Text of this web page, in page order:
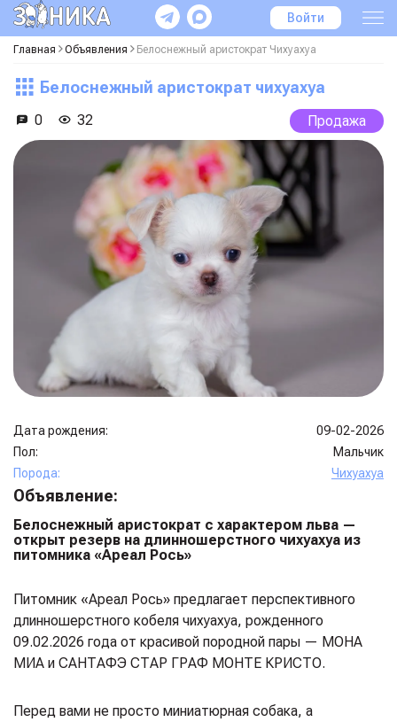
Войти
Главная Объявления Белоснежный аристократ Чихуахуа
Белоснежный аристократ чихуахуа
0 32 Продажа
Дата рождения:
09-02-2026
Пол:
Мальчик
Порода:
Чихуахуа
Объявление:
Белоснежный аристократ с характером льва —
открыт резерв на длинношерстного чихуахуа из
питомника «Ареал Рось»
Питомник «Ареал Рось» предлагает перспективного
длинношерстного кобеля чихуахуа, рожденного
09.02.2026 года от красивой породной пары — МОНА
МИА и САНТАФЭ СТАР ГРАФ МОНТЕ КРИСТО.
Перед вами не просто миниатюрная собака, а